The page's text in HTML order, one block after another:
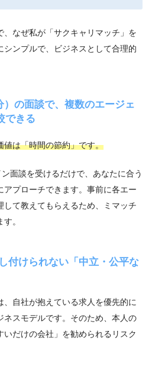
なぜ私が「サクキャリマッチ」を
ンプルで、ビジネスとして合理的
の面談で、複数のエージェ
できる
値は「時間の節約」です。
面談を受けるだけで、あなたに合う
プローチできます。事前に各エー
して教えてもらえるため、ミマッチ
。
付けられない「中立・公平な
自社が抱えている求人を優先的に
ネスモデルです。そのため、本人の
だけの会社」を勧められるリスク